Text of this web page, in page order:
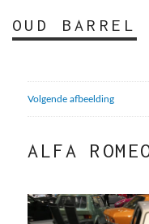
OUD BARREL
Volgende afbeelding
ALFA